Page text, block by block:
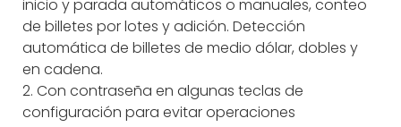
inicio y parada automáticos o manuales, conteo
de billetes por lotes y adición. Detección
automática de billetes de medio dólar, dobles y
en cadena.
2. Con contraseña en algunas teclas de
configuración para evitar operaciones